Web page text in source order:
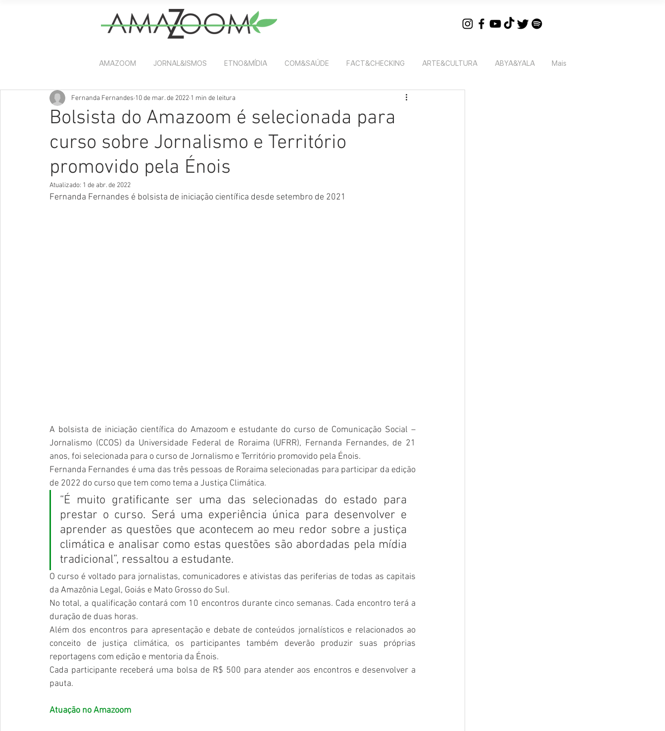
AMAZOOM JORNAL&ISMOS ETNO&MÍDIA COM&SAÚDE FACT&CHECKING ARTE&CULTURA ABYA&YALA Mais
Bolsista do Amazoom é selecionada para
curso sobre Jornalismo e Território
promovido pela Énois
Fernanda Fernandes 10 de mar. de 2022 1 min de leitura
Atualizado: 1 de abr. de 2022
Fernanda Fernandes é bolsista de iniciação científica desde setembro de 2021
A bolsista de iniciação científica do Amazoom e estudante do curso de Comunicação Social –
Jornalismo (CCOS) da Universidade Federal de Roraima (UFRR), Fernanda Fernandes, de 21
anos, foi selecionada para o curso de Jornalismo e Território promovido pela Énois.
Fernanda Fernandes é uma das três pessoas de Roraima selecionadas para participar da edição
de 2022 do curso que tem como tema a Justiça Climática.
“É muito gratificante ser uma das selecionadas do estado para
prestar o curso. Será uma experiência única para desenvolver e
aprender as questões que acontecem ao meu redor sobre a justiça
climática e analisar como estas questões são abordadas pela mídia
tradicional”, ressaltou a estudante.
O curso é voltado para jornalistas, comunicadores e ativistas das periferias de todas as capitais
da Amazônia Legal, Goiás e Mato Grosso do Sul.
No total, a qualificação contará com 10 encontros durante cinco semanas. Cada encontro terá a
duração de duas horas.
Além dos encontros para apresentação e debate de conteúdos jornalísticos e relacionados ao
conceito de justiça climática, os participantes também deverão produzir suas próprias
reportagens com edição e mentoria da Énois.
Cada participante receberá uma bolsa de R$ 500 para atender aos encontros e desenvolver a
pauta.
Atuação no Amazoom